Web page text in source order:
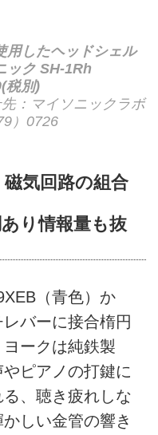
用したヘッドシェル
ック SH-1Rh
税別)
：マイソニックラボ
）0726
気回路の組合
り情報量も抜
（青色）か
バーに接合楕円
ークは純鉄製
ピアノの打鍵に
、聴き疲れしな
しい金管の響き